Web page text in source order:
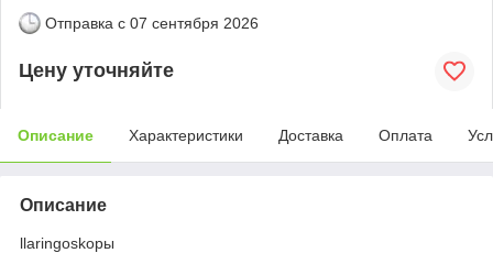
Отправка с 07 сентября 2026
Цену уточняйте
Описание Характеристики Доставка Оплата
Описание
llaringoskopы